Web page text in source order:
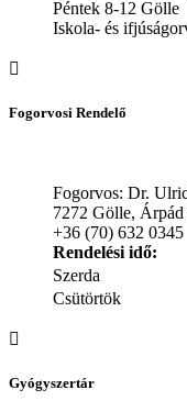
Péntek 8-12 Gölle
Iskola- és
Fogorvosi Rendelő
Fogorvos: Dr.
7272 Gölle, Árpád
+36 (70) 632 0345
Rendelési idő:
Szerda
Csütörtök
Gyógyszertár